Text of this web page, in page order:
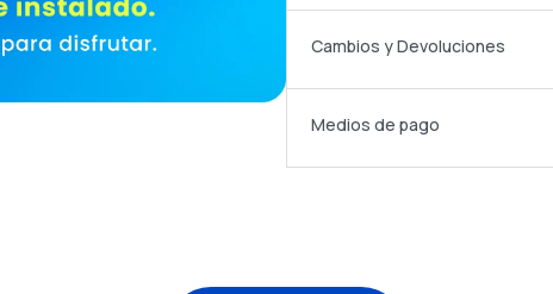
Cambios y Devoluciones
Medios de pago